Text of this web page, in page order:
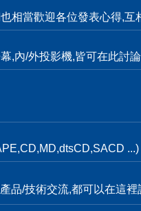
相當歡迎各位發表心得,互
,內/外投影機,皆可在此討論
...)
品/技術交流,都可以在這裡